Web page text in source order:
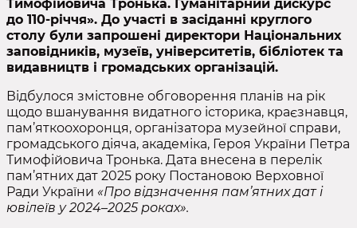
Тимофійовича Тронька. Гуманітарний дискурс
до 110-річчя». До участі в засіданні круглого
столу були запрошені директори Національних
заповідників, музеїв, університетів, бібліотек та
видавництв і громадських організацій.
Відбулося змістовне обговорення планів на рік
щодо вшанування видатного історика, краєзнавця,
пам’яткоохоронця, організатора музейної справи,
громадського діяча, академіка, Героя України Петра
Тимофійовича Тронька. Дата внесена в перелік
пам’ятних дат 2025 року Постановою Верховної
Ради України «Про відзначення пам’ятних дат і
ювілеїв у 2024–2025 роках».